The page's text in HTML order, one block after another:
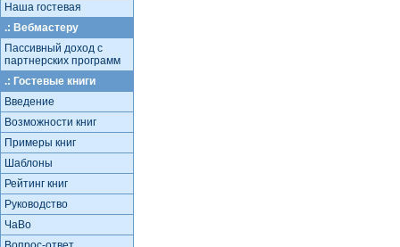
Наша гостевая
.: Вебмастеру
Пассивный доход с
партнерских программ
.: Гостевые книги
Введение
Возможности книг
Примеры книг
Шаблоны
Рейтинг книг
Руководство
ЧаВо